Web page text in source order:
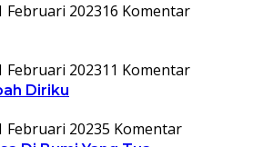
Februari 202316 Komentar
Februari 202311 Komentar
Diriku
Februari 20235 Komentar